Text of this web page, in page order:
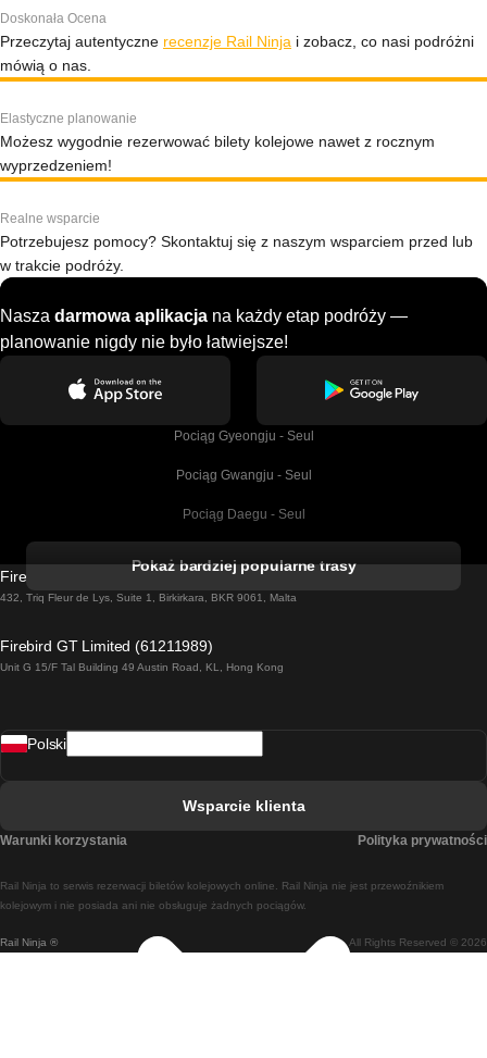
Doskonała Ocena
Przeczytaj autentyczne recenzje Rail Ninja i zobacz, co nasi podróżni
mówią o nas.
Elastyczne planowanie
Możesz wygodnie rezerwować bilety kolejowe nawet z rocznym
wyprzedzeniem!
Realne wsparcie
Potrzebujesz pomocy? Skontaktuj się z naszym wsparciem przed lub
w trakcie podróży.
Nasza darmowa aplikacja na każdy etap podróży —
planowanie nigdy nie było łatwiejsze!
Pociąg Gyeongju - Seul
Pociąg Gwangju - Seul
Pociąg Daegu - Seul
Pociąg Dublin - Galway
Pociąg Rzym - Neapol
Pociąg Madryt - Lizbona
Pociąg Madryt - Barcelona
Pokaż bardziej popularne trasy
Firebird GT Limited (OC 1451)
432, Triq Fleur de Lys, Suite 1, Birkirkara, BKR 9061, Malta
Firebird GT Limited (61211989)
Unit G 15/F Tal Building 49 Austin Road, KL, Hong Kong
Rail Ninja ® All Rights Reserved © 2026
Rail Ninja to serwis rezerwacji biletów kolejowych online. Rail Ninja nie jest przewoźnikiem
kolejowym i nie posiada ani nie obsługuje żadnych pociągów.
Polski
Wsparcie klienta
Warunki korzystania Polityka prywatności